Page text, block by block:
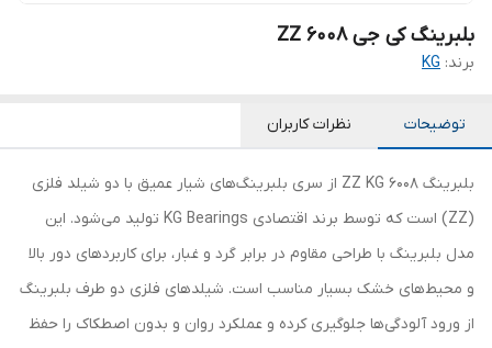
بلبرینگ کی جی 6008 ZZ
برند: KG
توضیحات نظرات کاربران
بلبرینگ 6008 ZZ KG از سری بلبرینگ‌های شیار عمیق با دو شیلد فلزی
(ZZ) است که توسط برند اقتصادی KG Bearings تولید می‌شود. این
مدل بلبرینگ با طراحی مقاوم در برابر گرد و غبار، برای کاربردهای دور بالا
و محیط‌های خشک بسیار مناسب است. شیلدهای فلزی دو طرف بلبرینگ
از ورود آلودگی‌ها جلوگیری کرده و عملکرد روان و بدون اصطکاک را حفظ